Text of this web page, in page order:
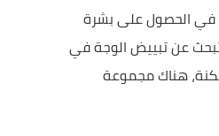
في الحصول على بشرة
عن تبييض الوجة في
هناك مجموعة